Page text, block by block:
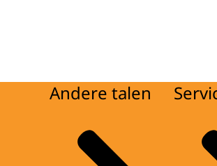
Andere talen